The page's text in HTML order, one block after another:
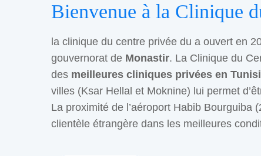
Bienvenue à la Clinique
la clinique du centre privée du a ouvert en
gouvernorat de Monastir. La Clinique du
des meilleures cliniques privées en
villes (Ksar Hellal et Moknine) lui permet
La proximité de l’aéroport Habib Bourguiba
clientèle étrangère dans les meilleures